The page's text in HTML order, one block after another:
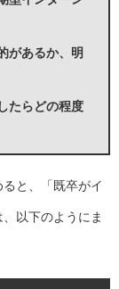
があるか、明
たらどの程度
と、「既卒がイ
以下のようにま